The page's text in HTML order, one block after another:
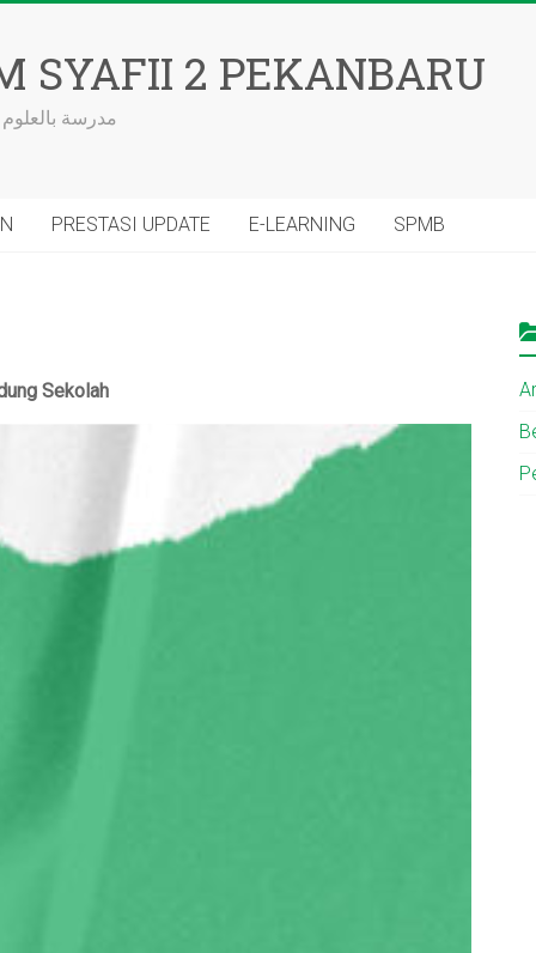
SYAFII 2 PEKANBARU
مدرسة
PRESTASI UPDATE E-LEARNING SPMB
Sekolah